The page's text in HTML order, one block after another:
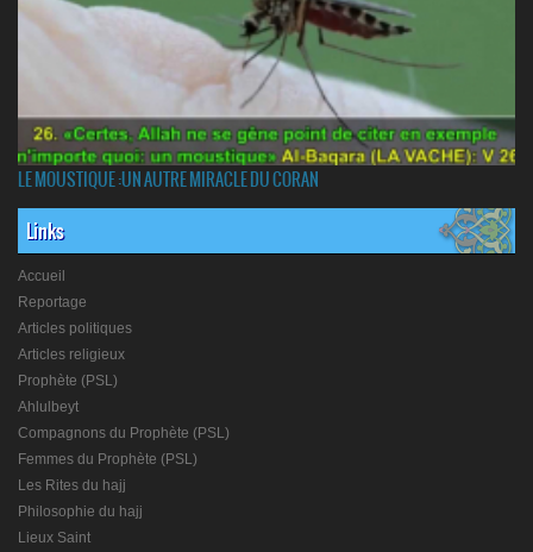
LE MOUSTIQUE :UN AUTRE MIRACLE DU CORAN
Links
Accueil
Reportage
Articles politiques
Articles religieux
Prophète (PSL)
Ahlulbeyt
Compagnons du Prophète (PSL)
Femmes du Prophète (PSL)
Les Rites du hajj
Philosophie du hajj
Lieux Saint